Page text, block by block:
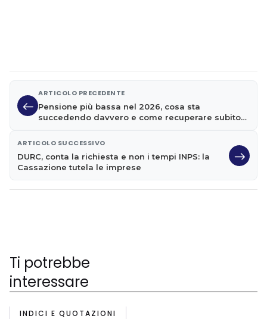
ARTICOLO PRECEDENTE
Pensione più bassa nel 2026, cosa sta
succedendo davvero e come recuperare subito
ARTICOLO SUCCESSIVO
DURC, conta la richiesta e non i tempi INPS: la
Cassazione tutela le imprese
Ti potrebbe
interessare
INDICI E QUOTAZIONI